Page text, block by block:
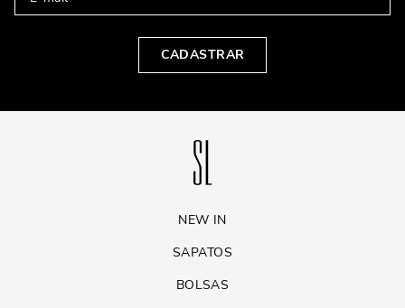
CADASTRAR
NEW IN
SAPATOS
BOLSAS